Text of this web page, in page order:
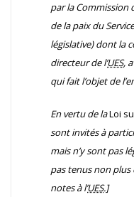
par la Commission
de la paix du
législative) dont la
directeur de l’UES,
qui fait l’objet de
En vertu de laLoi
sont invités à
mais n’y sont pas
pas tenus non
notes à l’UES.]